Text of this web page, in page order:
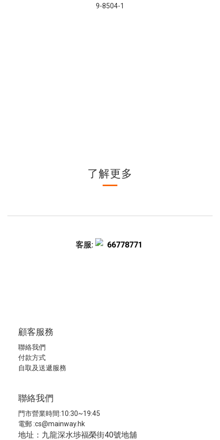
9-8504-1
了解更多
客服: 66778771
顧客服務
聯絡我們
付款方式
自取及送遞服務
聯絡我們
門市營業時間:10:30~19:45
電郵 :cs@mainway.hk
地址：九龍深水埗福榮街40號地舖